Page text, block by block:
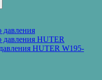
HUTER
HUTER W195-